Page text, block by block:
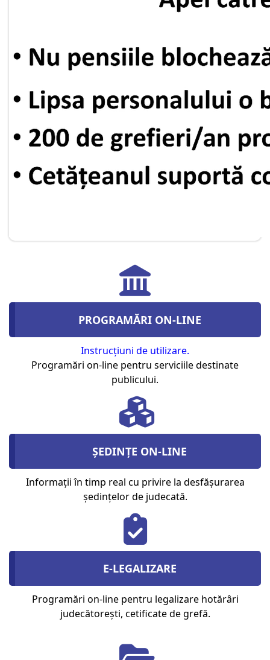
PROGRAMĂRI ON-LINE
Instrucţiuni de utilizare.
Programări on-line pentru serviciile destinate
publicului.
ȘEDINȚE ON-LINE
Informații în timp real cu privire la desfășurarea
ședințelor de judecată.
E-LEGALIZARE
Programări on-line pentru legalizare hotărâri
judecătorești, cetificate de grefă.